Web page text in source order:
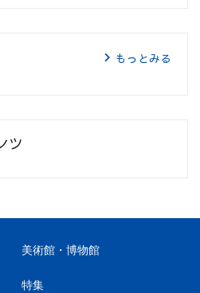
もっとみる
ツ
美術館・博物館
特集